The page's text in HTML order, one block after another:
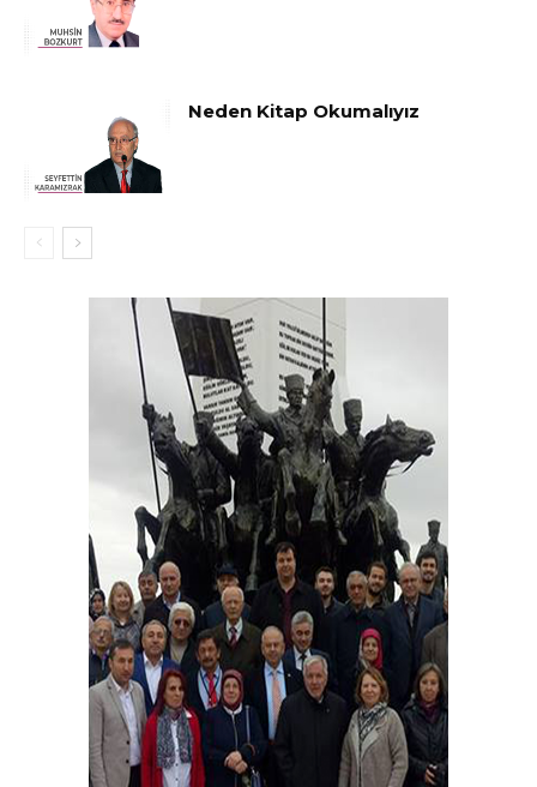
Neden Kitap Okumalıyız